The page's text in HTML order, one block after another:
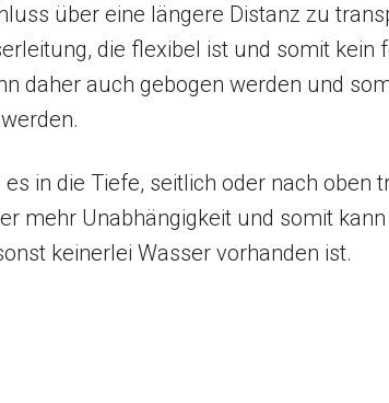
über eine längere Distanz zu
die flexibel ist und somit kein
daher auch gebogen werden und
es in die Tiefe, seitlich oder nach
mehr Unabhängigkeit und somit
keinerlei Wasser vorhanden ist.